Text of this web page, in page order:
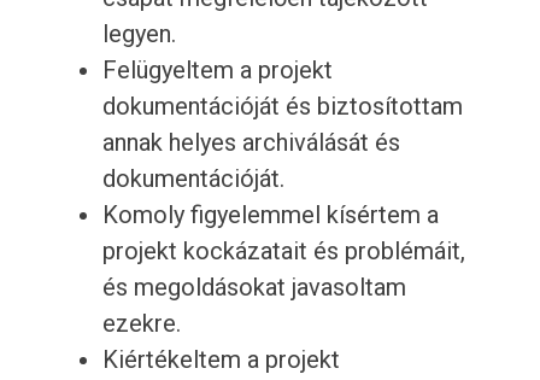
legyen.
Felügyeltem a projekt
dokumentációját és biztosítottam
annak helyes archiválását és
dokumentációját.
Komoly figyelemmel kísértem a
projekt kockázatait és problémáit,
és megoldásokat javasoltam
ezekre.
Kiértékeltem a projekt